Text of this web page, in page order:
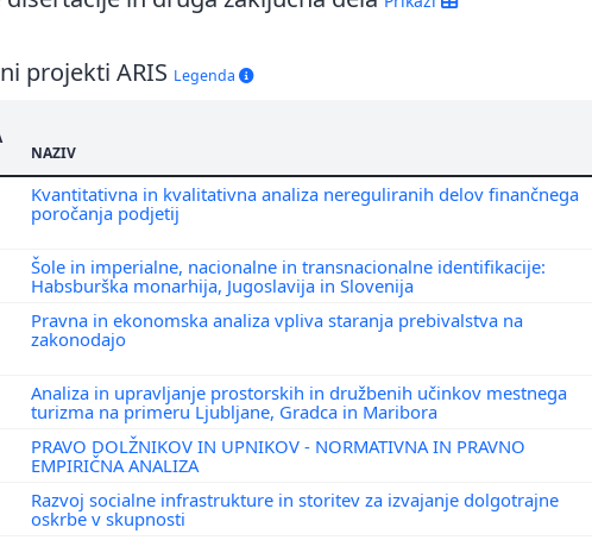
projekti ARIS Legenda
NAZIV
Kvantitativna in kvalitativna analiza nereguliranih delov finančnega
poročanja podjetij
Šole in imperialne, nacionalne in transnacionalne identifikacije:
Habsburška monarhija, Jugoslavija in Slovenija
Pravna in ekonomska analiza vpliva staranja prebivalstva na
zakonodajo
Analiza in upravljanje prostorskih in družbenih učinkov mestnega
turizma na primeru Ljubljane, Gradca in Maribora
PRAVO DOLŽNIKOV IN UPNIKOV - NORMATIVNA IN PRAVNO
EMPIRIČNA ANALIZA
Razvoj socialne infrastrukture in storitev za izvajanje dolgotrajne
oskrbe v skupnosti